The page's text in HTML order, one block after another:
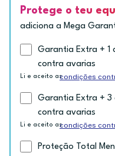
Protege o teu
adiciona a Mega
Garantia Extra + 1
contra avarias
Li e aceito ascondições
Garantia Extra + 3
contra avarias
Li e aceito ascondições
Proteção Total